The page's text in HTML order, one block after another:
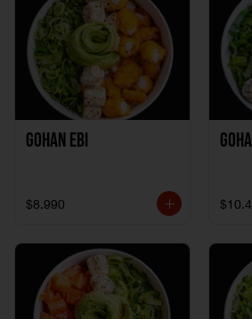
Gohan Ebi
$8.990